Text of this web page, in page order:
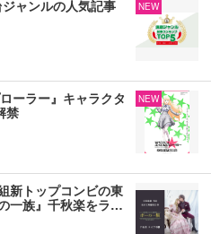
ャンルの人気記事
NEW
ーラー』キャラクタ
禁
NEW
新トップコンビの東
一族』千秋楽をラ…